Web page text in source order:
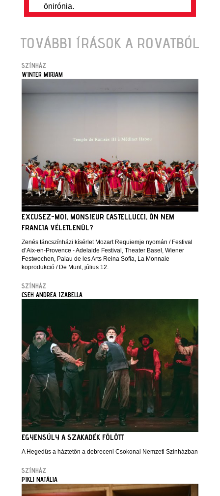
önirónia.
TOVÁBBI ÍRÁSOK A ROVATBÓL
SZÍNHÁZ
WINTER MIRJAM
EXCUSEZ-MOI, MONSIEUR CASTELLUCCI, ÖN NEM
FRANCIA VÉLETLENÜL?
Zenés táncszínházi kísérlet Mozart Requiemje nyomán / Festival
d’Aix-en-Provence - Adelaide Festival, Theater Basel, Wiener
Festwochen, Palau de les Arts Reina Sofía, La Monnaie
koprodukció / De Munt, július 12.
SZÍNHÁZ
CSEH ANDREA IZABELLA
EGYENSÚLY A SZAKADÉK FÖLÖTT
A Hegedüs a háztetőn a debreceni Csokonai Nemzeti Színházban
SZÍNHÁZ
PIKLI NATÁLIA